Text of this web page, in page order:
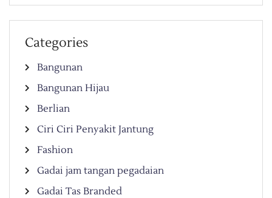
Categories
Bangunan
Bangunan Hijau
Berlian
Ciri Ciri Penyakit Jantung
Fashion
Gadai jam tangan pegadaian
Gadai Tas Branded